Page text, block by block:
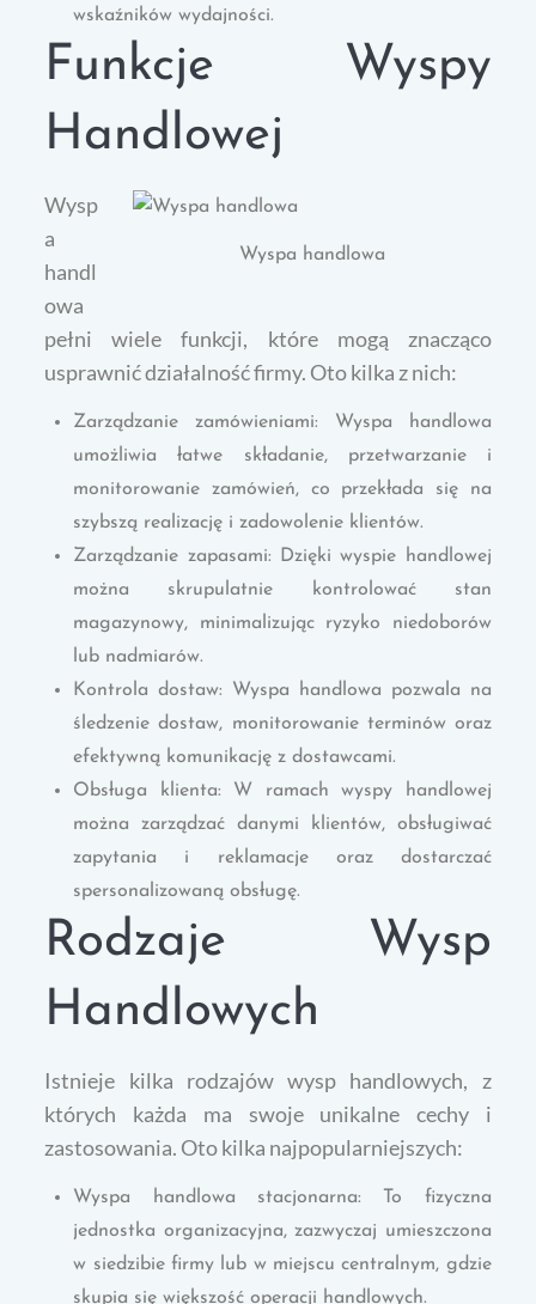
wskaźników wydajności.
Funkcje Wyspy
Handlowej
Wyspa handlowa
Wysp
a
handl
owa
pełni wiele funkcji, które mogą znacząco
usprawnić działalność firmy. Oto kilka z nich:
Zarządzanie zamówieniami: Wyspa handlowa
umożliwia łatwe składanie, przetwarzanie i
monitorowanie zamówień, co przekłada się na
szybszą realizację i zadowolenie klientów.
Zarządzanie zapasami: Dzięki wyspie handlowej
można skrupulatnie kontrolować stan
magazynowy, minimalizując ryzyko niedoborów
lub nadmiarów.
Kontrola dostaw: Wyspa handlowa pozwala na
śledzenie dostaw, monitorowanie terminów oraz
efektywną komunikację z dostawcami.
Obsługa klienta: W ramach wyspy handlowej
można zarządzać danymi klientów, obsługiwać
zapytania i reklamacje oraz dostarczać
spersonalizowaną obsługę.
Rodzaje Wysp
Handlowych
Istnieje kilka rodzajów wysp handlowych, z
których każda ma swoje unikalne cechy i
zastosowania. Oto kilka najpopularniejszych:
Wyspa handlowa stacjonarna: To fizyczna
jednostka organizacyjna, zazwyczaj umieszczona
w siedzibie firmy lub w miejscu centralnym, gdzie
skupia się większość operacji handlowych.